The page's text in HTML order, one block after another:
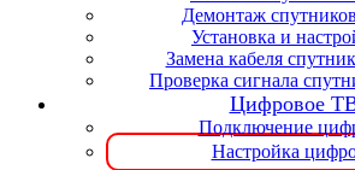
Демонтаж
Установка и
Замена кабеля
Проверка сигнала
Цифровое
Подключение
Настройка